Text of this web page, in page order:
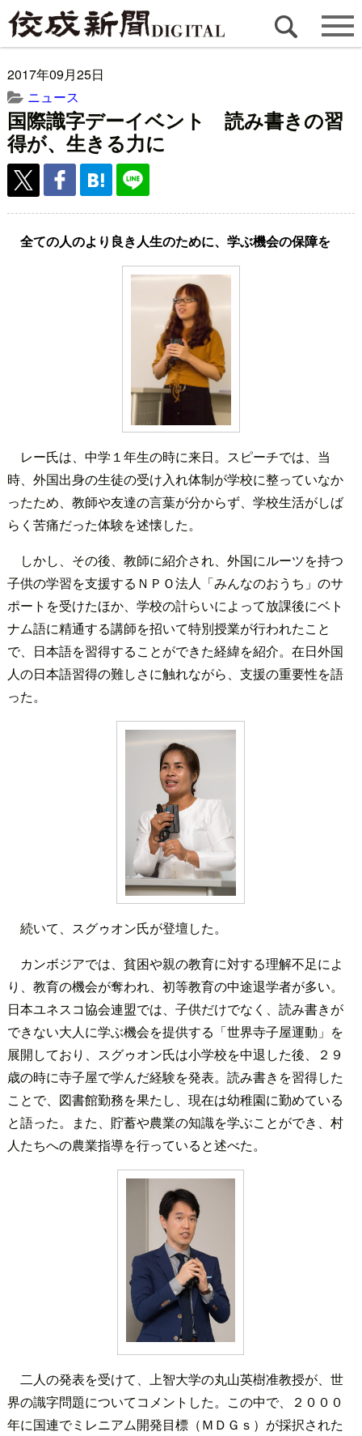
2017年09月25日
ニュース
国際識字デーイベント 読み書きの習
得が、生きる力に
全ての人のより良き人生のために、学ぶ機会の保障を
レー氏は、中学１年生の時に来日。スピーチでは、当
時、外国出身の生徒の受け入れ体制が学校に整っていなか
ったため、教師や友達の言葉が分からず、学校生活がしば
らく苦痛だった体験を述懐した。
しかし、その後、教師に紹介され、外国にルーツを持つ
子供の学習を支援するＮＰＯ法人「みんなのおうち」のサ
ポートを受けたほか、学校の計らいによって放課後にベト
ナム語に精通する講師を招いて特別授業が行われたこと
で、日本語を習得することができた経緯を紹介。在日外国
人の日本語習得の難しさに触れながら、支援の重要性を語
った。
続いて、スグゥオン氏が登壇した。
カンボジアでは、貧困や親の教育に対する理解不足によ
り、教育の機会が奪われ、初等教育の中途退学者が多い。
日本ユネスコ協会連盟では、子供だけでなく、読み書きが
できない大人に学ぶ機会を提供する「世界寺子屋運動」を
展開しており、スグゥオン氏は小学校を中退した後、２９
歳の時に寺子屋で学んだ経験を発表。読み書きを習得した
ことで、図書館勤務を果たし、現在は幼稚園に勤めている
と語った。また、貯蓄や農業の知識を学ぶことができ、村
人たちへの農業指導を行っていると述べた。
二人の発表を受けて、上智大学の丸山英樹准教授が、世
界の識字問題についてコメントした。この中で、２０００
年に国連でミレニアム開発目標（ＭＤＧｓ）が採択された